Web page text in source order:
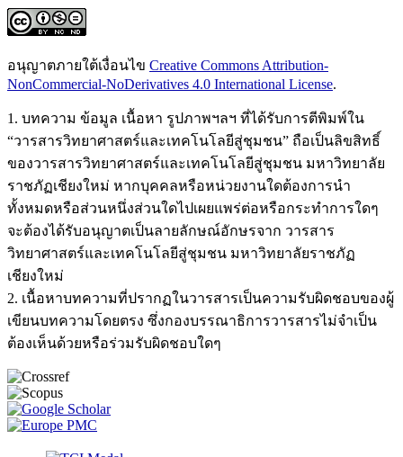
อนุญาตภายใต้เงื่อนไข Creative Commons Attribution-
NonCommercial-NoDerivatives 4.0 International License.
1. บทความ ข้อมูล เนื้อหา รูปภาพฯลฯ ที่ได้รับการตีพิมพ์ใน
“วารสารวิทยาศาสตร์และเทคโนโลยีสู่ชุมชน” ถือเป็นลิขสิทธิ์
ของวารสารวิทยาศาสตร์และเทคโนโลยีสู่ชุมชน มหาวิทยาลัย
ราชภัฏเชียงใหม่ หากบุคคลหรือหน่วยงานใดต้องการนำ
ทั้งหมดหรือส่วนหนึ่งส่วนใดไปเผยแพร่ต่อหรือกระทำการใดๆ
จะต้องได้รับอนุญาตเป็นลายลักษณ์อักษรจาก วารสาร
วิทยาศาสตร์และเทคโนโลยีสู่ชุมชน มหาวิทยาลัยราชภัฏ
เชียงใหม่
2. เนื้อหาบทความที่ปรากฏในวารสารเป็นความรับผิดชอบของผู้
เขียนบทความโดยตรง ซึ่งกองบรรณาธิการวารสารไม่จำเป็น
ต้องเห็นด้วยหรือร่วมรับผิดชอบใดๆ